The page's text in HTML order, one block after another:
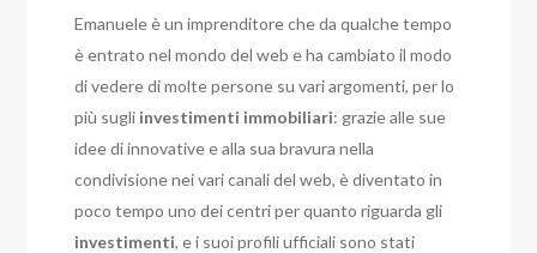
Emanuele è un imprenditore che da qualche tempo
è entrato nel mondo del web e ha cambiato il modo
di vedere di molte persone su vari argomenti, per lo
più sugli investimenti immobiliari: grazie alle sue
idee di innovative e alla sua bravura nella
condivisione nei vari canali del web, è diventato in
poco tempo uno dei centri per quanto riguarda gli
investimenti, e i suoi profili ufficiali sono stati